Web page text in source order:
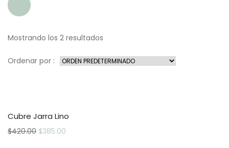
Mostrando los 2 resultados
Ordenar por :
Cubre Jarra Lino
$420.00 $385.00